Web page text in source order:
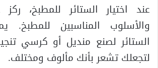
عند اختيار الستائر للمطبخ،
والأسلوب المناسبين للمطبخ.
الستائر لصنع منديل أو كرسي
لتجعلك تشعر بأنك مألوف ومختلف.